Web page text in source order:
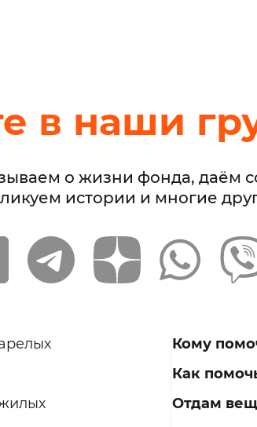
в наши
о жизни фонда,
истории и многие
Кому
Как
Отдам